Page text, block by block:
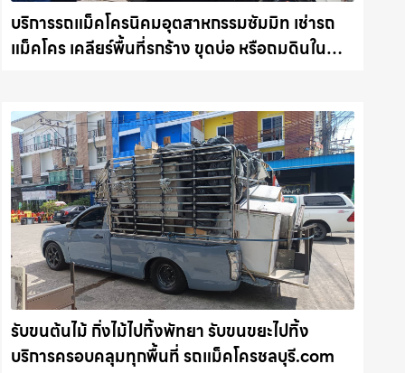
บริการรถแม็คโครนิคมอุตสาหกรรมซัมมิท เช่ารถ
แม็คโคร เคลียร์พื้นที่รกร้าง ขุดบ่อ หรือถมดินใน
รับขนต้นไม้ กิ่งไม้ไปทิ้งพัทยา รับขนขยะไปทิ้ง
บริการครอบคลุมทุกพื้นที่ รถแม็คโครชลบุรี.com